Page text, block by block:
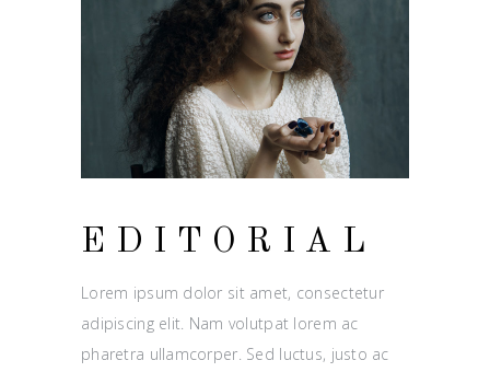
EDITORIAL
Lorem ipsum dolor sit amet, consectetur
adipiscing elit. Nam volutpat lorem ac
pharetra ullamcorper. Sed luctus, justo ac